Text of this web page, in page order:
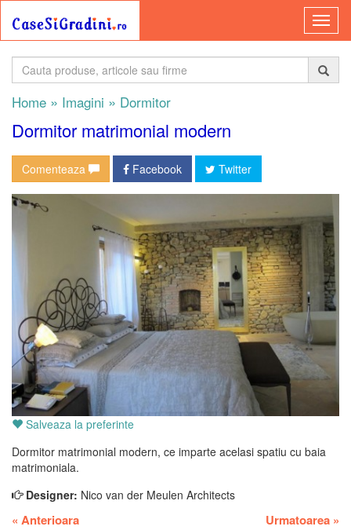
Home » Imagini » Dormitor
Dormitor matrimonial modern
Comenteaza Facebook Twitter
Salveaza la preferinte
Dormitor matrimonial modern, ce imparte acelasi spatiu cu baia
matrimoniala.
Designer: Nico van der Meulen Architects
« Anterioara Urmatoarea »